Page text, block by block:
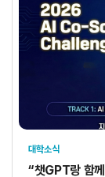
대학소식
“챗GPT랑 함